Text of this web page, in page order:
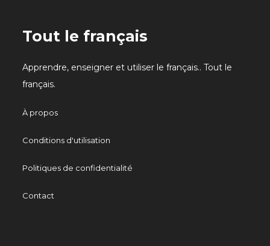
Tout le français
Apprendre, enseigner et utiliser le français.. Tout le
français.
À propos
Conditions d'utilisation
Politiques de confidentialité
Contact